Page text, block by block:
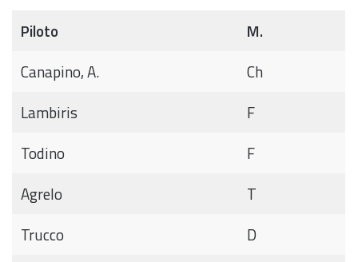
Piloto
M.
Canapino, A.
Ch
Lambiris
F
Todino
F
Agrelo
T
Trucco
D